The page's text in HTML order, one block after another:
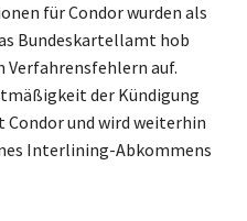
für Condor wurden als
Bundeskartellamt hob
Verfahrensfehlern auf.
der Kündigung
Condor und wird weiterhin
Interlining-Abkommens